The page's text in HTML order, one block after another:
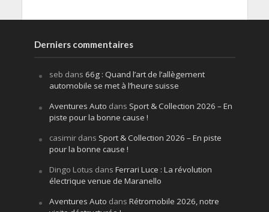
Derniers commentaires
seb dans 66g : Quand l’art de l’allègement
automobile se met à l’heure suisse
Aventures Auto dans Sport & Collection 2026 – En
piste pour la bonne cause !
casimirdans Sport & Collection 2026 – En piste
pour la bonne cause !
Dingo Lotus dans Ferrari Luce : La révolution
électrique venue de Maranello
Aventures Auto dans Rétromobile 2026, notre